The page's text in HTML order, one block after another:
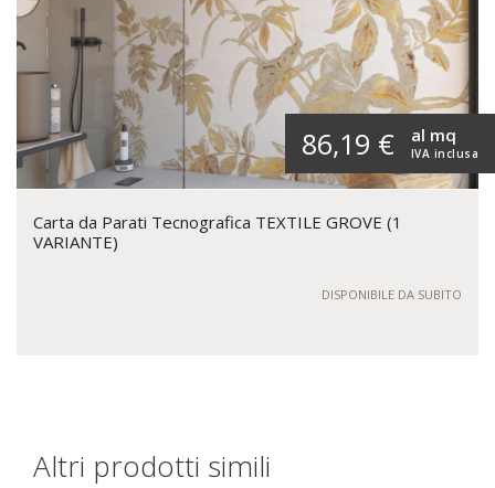
86,19 € IVA inclusa
al mq
Carta da Parati Tecnografica TEXTILE GROVE (1
VARIANTE)
DISPONIBILE DA SUBITO
Altri prodotti simili